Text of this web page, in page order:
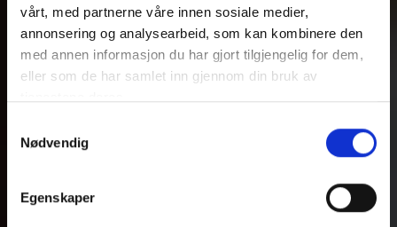
vårt, med partnerne våre innen sosiale medier,
annonsering og analysearbeid, som kan kombinere den
med annen informasjon du har gjort tilgjengelig for dem,
eller som de har samlet inn gjennom din bruk av
Nødvendig
Egenskaper